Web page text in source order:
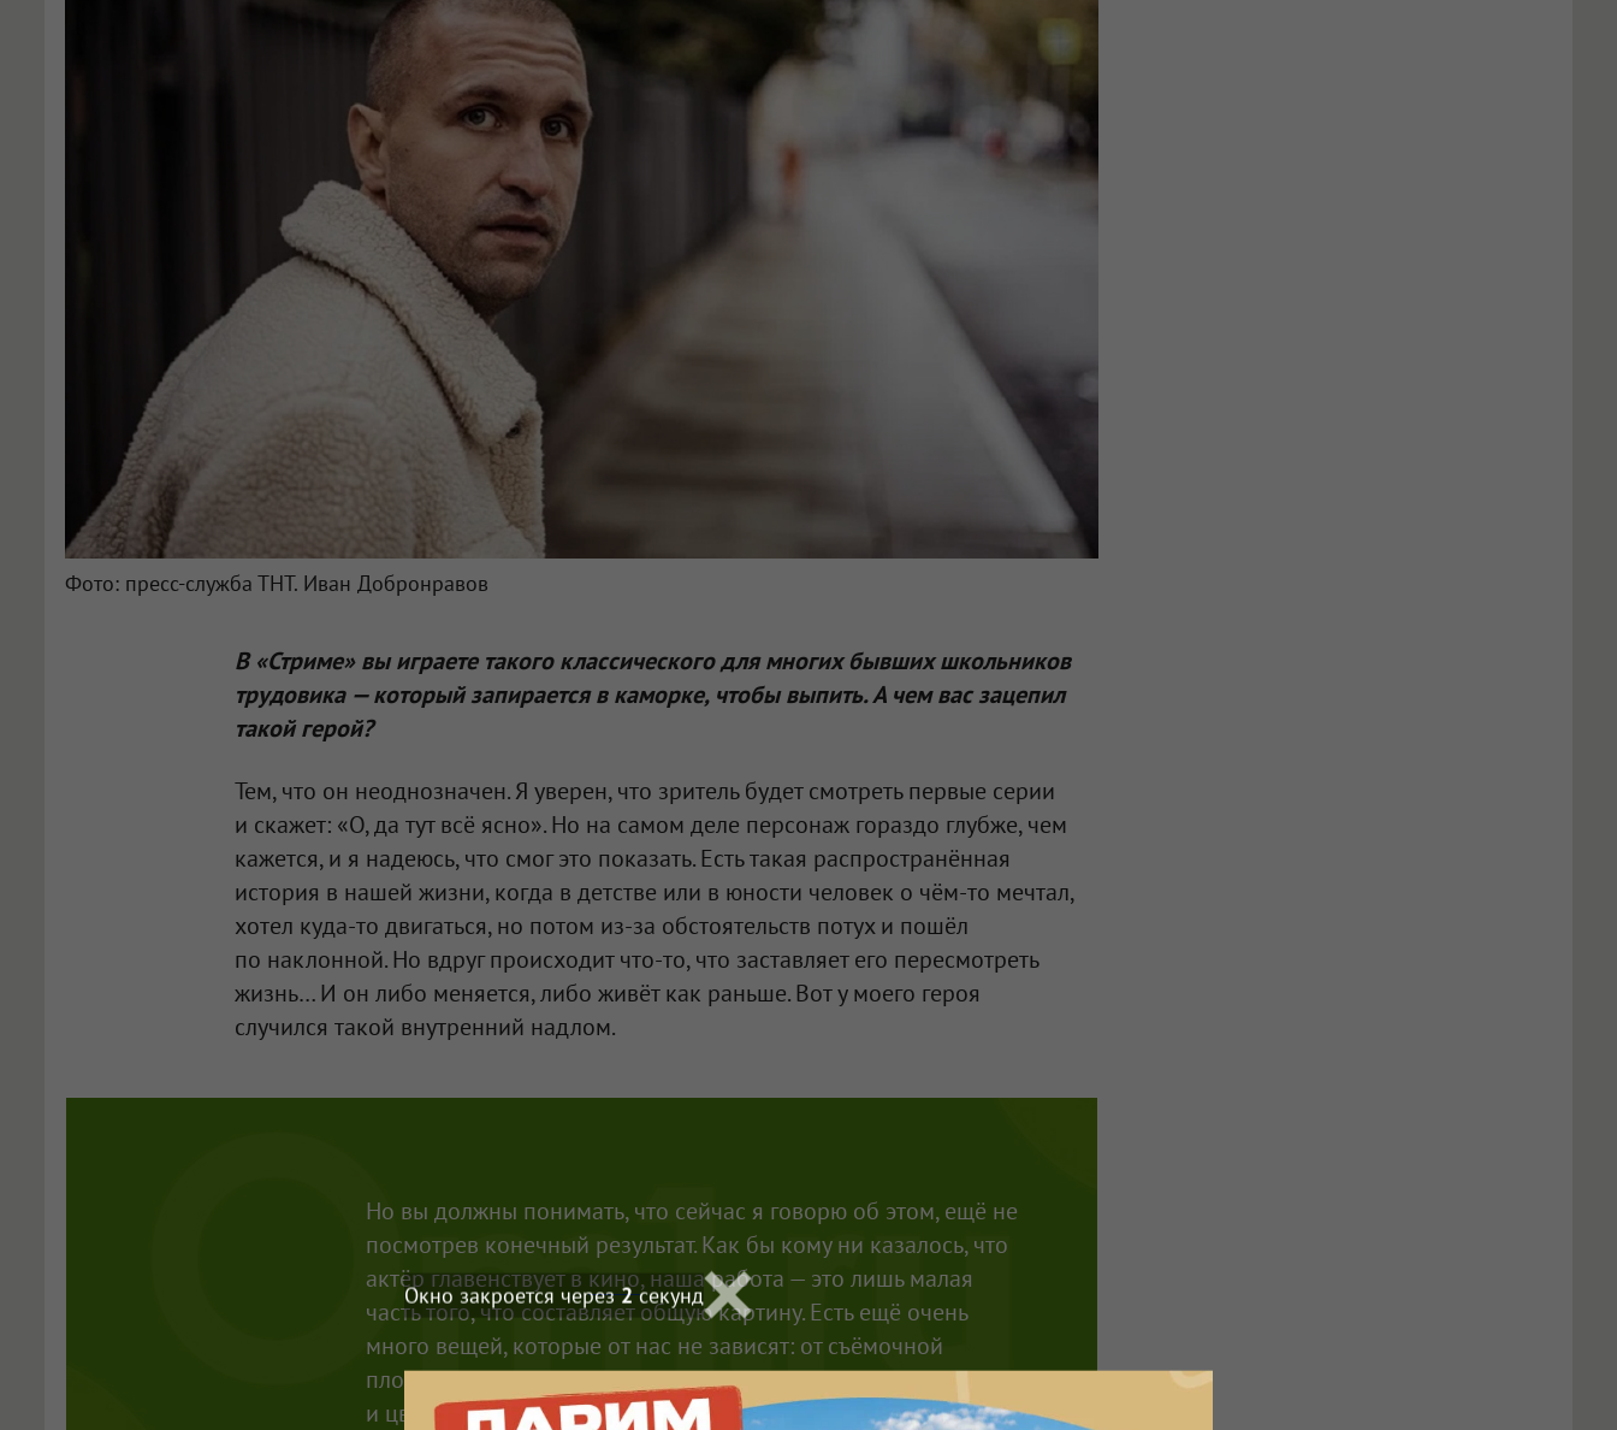
Фото: пресс-служба ТНТ. Иван Добронравов
В «Стриме» вы играете такого классического для многих бывших школьников
трудовика — который запирается в каморке, чтобы выпить. А чем вас зацепил
такой герой?
Тем, что он неоднозначен. Я уверен, что зритель будет смотреть первые серии
и скажет: «О, да тут всё ясно». Но на самом деле персонаж гораздо глубже, чем
кажется, и я надеюсь, что смог это показать. Есть такая распространённая
история в нашей жизни, когда в детстве или в юности человек о чём-то мечтал,
хотел куда-то двигаться, но потом из-за обстоятельств потух и пошёл
по наклонной. Но вдруг происходит что-то, что заставляет его пересмотреть
жизнь… И он либо меняется, либо живёт как раньше. Вот у моего героя
случился такой внутренний надлом.
Но вы должны понимать, что сейчас я говорю об этом, ещё не
посмотрев конечный результат. Как бы кому ни казалось, что
актёр главенствует в кино, наша работа — это лишь малая
часть того, что составляет общую картину. Есть ещё очень
много вещей, которые от нас не зависят: от съёмочной
площадки, костюма, грима, реквизита, декораций до монтажа
и цветокоррекции.
Окно закроется через1секунд